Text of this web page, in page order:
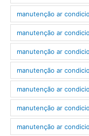
manutenção ar
manutenção ar
manutenção ar
manutenção ar
manutenção ar
manutenção ar
manutenção ar